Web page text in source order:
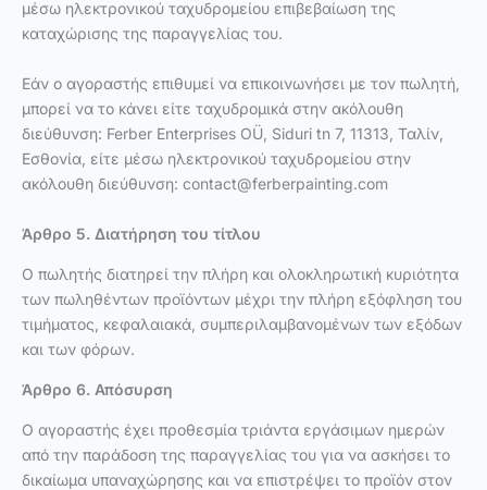
μέσω ηλεκτρονικού ταχυδρομείου επιβεβαίωση της
καταχώρισης της παραγγελίας του.
Εάν ο αγοραστής επιθυμεί να επικοινωνήσει με τον πωλητή,
μπορεί να το κάνει είτε ταχυδρομικά στην ακόλουθη
διεύθυνση: Ferber Enterprises OÜ, Siduri tn 7, 11313, Ταλίν,
Εσθονία, είτε μέσω ηλεκτρονικού ταχυδρομείου στην
ακόλουθη διεύθυνση: contact@ferberpainting.com
Άρθρο 5. Διατήρηση του τίτλου
Ο πωλητής διατηρεί την πλήρη και ολοκληρωτική κυριότητα
των πωληθέντων προϊόντων μέχρι την πλήρη εξόφληση του
τιμήματος, κεφαλαιακά, συμπεριλαμβανομένων των εξόδων
και των φόρων.
Άρθρο 6. Απόσυρση
Ο αγοραστής έχει προθεσμία τριάντα εργάσιμων ημερών
από την παράδοση της παραγγελίας του για να ασκήσει το
δικαίωμα υπαναχώρησης και να επιστρέψει το προϊόν στον